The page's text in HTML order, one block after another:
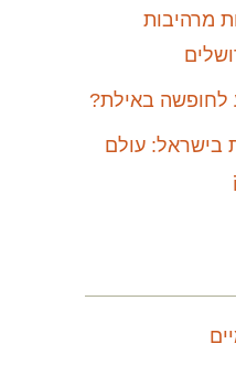
מרהיבות
לחופשה באילת?
בישראל: עולם